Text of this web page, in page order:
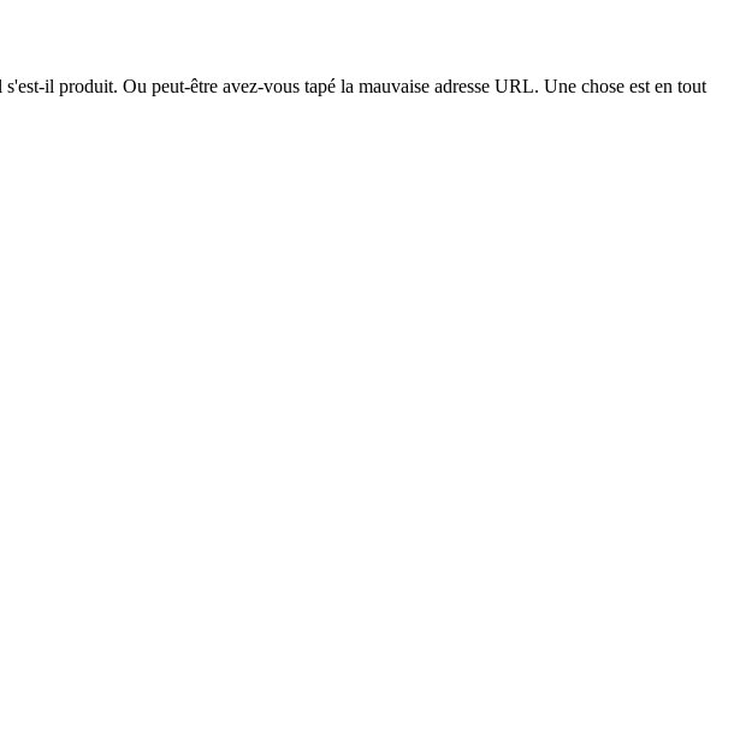
il produit. Ou peut-être avez-vous tapé la mauvaise adresse URL. Une chose est en tout